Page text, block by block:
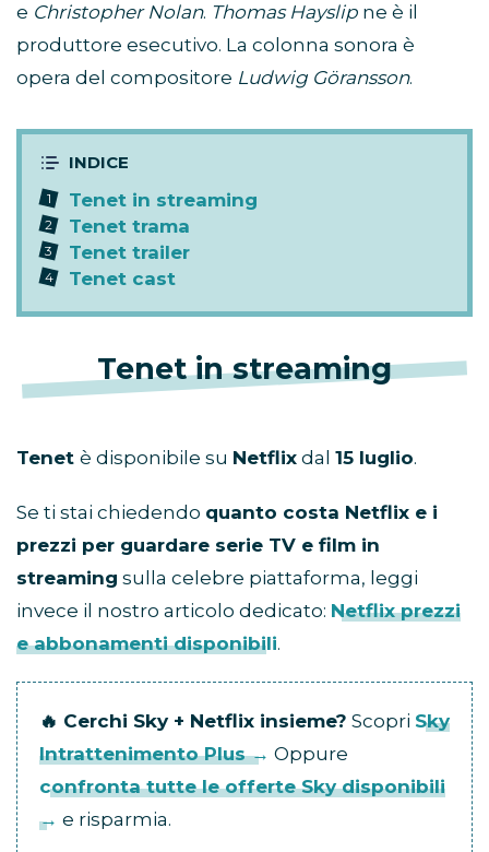
e Christopher Nolan. Thomas Hayslip ne è il
produttore esecutivo. La colonna sonora è
opera del compositore Ludwig Göransson.
Tenet in streaming
Tenet trama
Tenet trailer
Tenet cast
Tenet in streaming
Tenet è disponibile su Netflix dal 15 luglio.
Se ti stai chiedendo quanto costa Netflix e i
prezzi per guardare serie TV e film in
streaming sulla celebre piattaforma, leggi
invece il nostro articolo dedicato: Netflix prezzi
e abbonamenti disponibili.
🔥 Cerchi Sky + Netflix insieme? Scopri Sky
Intrattenimento Plus → Oppure
confronta tutte le offerte Sky disponibili
→ e risparmia.